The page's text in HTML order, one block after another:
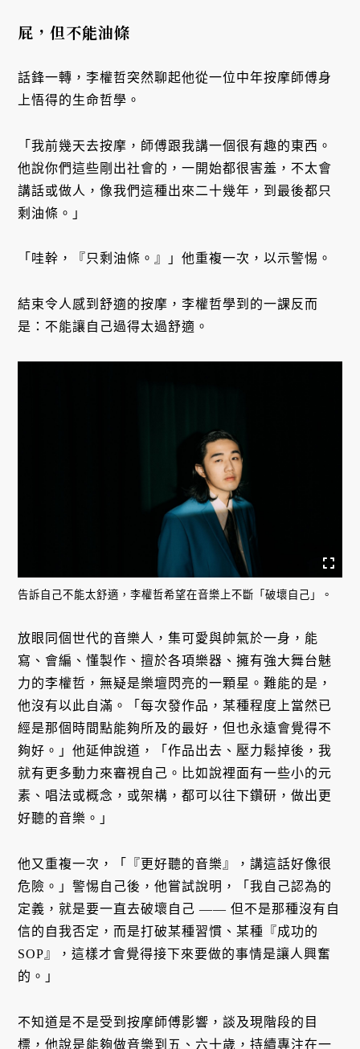
屁，但不能油條
話鋒一轉，李權哲突然聊起他從一位中年按摩師傅身
上悟得的生命哲學。
「我前幾天去按摩，師傅跟我講一個很有趣的東西。
他說你們這些剛出社會的，一開始都很害羞，不太會
講話或做人，像我們這種出來二十幾年，到最後都只
剩油條。」
「哇幹，『只剩油條。』」他重複一次，以示警惕。
結束令人感到舒適的按摩，李權哲學到的一課反而
是：不能讓自己過得太過舒適。
告訴自己不能太舒適，李權哲希望在音樂上不斷「破壞自己」。
放眼同個世代的音樂人，集可愛與帥氣於一身，能
寫、會編、懂製作、擅於各項樂器、擁有強大舞台魅
力的李權哲，無疑是樂壇閃亮的一顆星。難能的是，
他沒有以此自滿。「每次發作品，某種程度上當然已
經是那個時間點能夠所及的最好，但也永遠會覺得不
夠好。」他延伸說道，「作品出去、壓力鬆掉後，我
就有更多動力來審視自己。比如說裡面有一些小的元
素、唱法或概念，或架構，都可以往下鑽研，做出更
好聽的音樂。」
他又重複一次，「『更好聽的音樂』，講這話好像很
危險。」警惕自己後，他嘗試說明，「我自己認為的
定義，就是要一直去破壞自己 —— 但不是那種沒有自
信的自我否定，而是打破某種習慣、某種『成功的
SOP』，這樣才會覺得接下來要做的事情是讓人興奮
的。」
不知道是不是受到按摩師傅影響，談及現階段的目
標，他說是能夠做音樂到五、六十歲，持續專注在一